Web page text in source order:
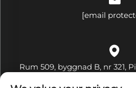
[email
Rum 509, byggnad B, nr 321,